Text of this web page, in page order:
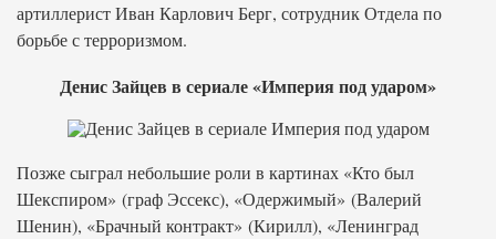
артиллерист Иван Карлович Берг, сотрудник Отдела по
борьбе с терроризмом.
Денис Зайцев в сериале «Империя под ударом»
Позже сыграл небольшие роли в картинах «Кто был
Шекспиром» (граф Эссекс), «Одержимый» (Валерий
Шенин), «Брачный контракт» (Кирилл), «Ленинград